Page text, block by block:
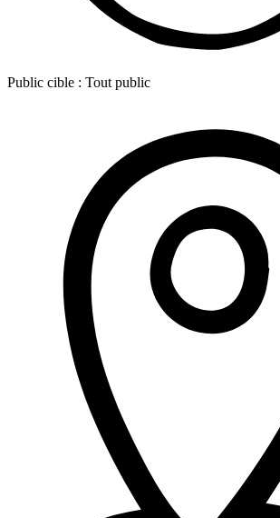
Public cible : Tout public